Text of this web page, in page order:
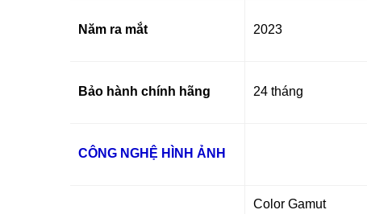
Năm ra mắt 2023
Bảo hành chính hãng 24 tháng
CÔNG NGHỆ HÌNH ẢNH
Color Gamut